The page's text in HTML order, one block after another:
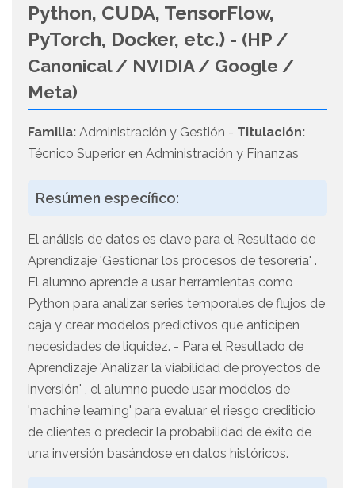
Python, CUDA, TensorFlow,
PyTorch, Docker, etc.) - (HP /
Canonical / NVIDIA / Google /
Meta)
Familia: Administración y Gestión - Titulación:
Técnico Superior en Administración y Finanzas
Resúmen específico:
El análisis de datos es clave para el Resultado de
Aprendizaje 'Gestionar los procesos de tesorería' .
El alumno aprende a usar herramientas como
Python para analizar series temporales de flujos de
caja y crear modelos predictivos que anticipen
necesidades de liquidez. - Para el Resultado de
Aprendizaje 'Analizar la viabilidad de proyectos de
inversión' , el alumno puede usar modelos de
'machine learning' para evaluar el riesgo crediticio
de clientes o predecir la probabilidad de éxito de
una inversión basándose en datos históricos.